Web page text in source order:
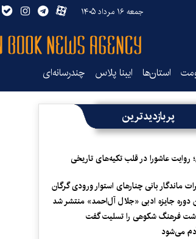
جمعه ۱۶ مرداد ۱۴۰۵
استان‌ها ایبنا پلاس چندرسانه‌ای
پربازدیدترین
روایت عاشورا در قلب تکیه‌های تاریخی
ماندگار بانی چنارهای استوار ورودی گرگان
دوره جایزه ادبی «جلال آل‌احمد» منتشر شد
فرهنگ شکوهی را تسلیت گفت
می‌شود